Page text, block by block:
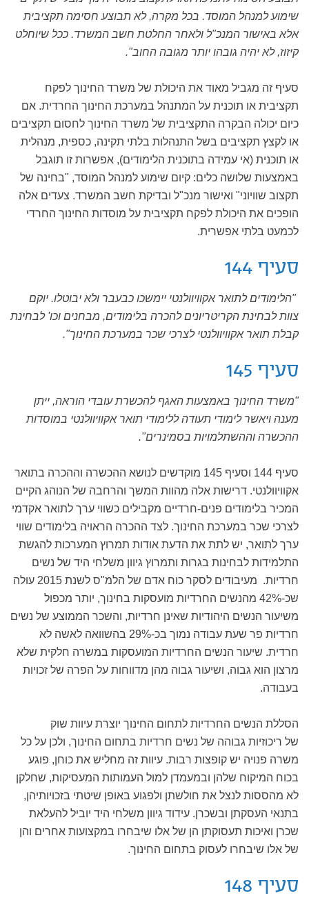
שימוע למנהל המוסד. בכל מקרה, לא תבוצע חסימה תקציבית
אלא באישור המנכ"ל ולאחר החלטת חשב המשרד. ככל שיוחלט
קיזוז, לא יהיה גובהו יותר מגובה החוב".
סעיף זה מגביל מאוד את היכולת של משרד החינוך לפקח
תקציבית או תוכנית על המתנהל במערכת החינוך החרדית. אם
כיום יכולה הבקרה התקציבית של משרד החינוך לחסום תקציבים
או לקצץ תקציבים בשל התנהלות בלתי תקינה, כספית, מנהלית
או תוכנית (אי עמידה בתוכנית הלימודים), אפשרות זו תוגבל
באמצעות שלושה כלים: קיום שימוע למנהל המוסד, "בחינה של
תקצוב שוויוני" ואישור מנכ"ל ובדיקת חשב המשרד. צעדים אלה
הופכים את היכולת לפקח תקציבית על מוסדות החינוך החרדי
לכמעט בלתי אפשרית.
סעיף 144
"הלימודים לתואר אקוויוולנטי יימשכו כבעבר ולא יבוטלו. יוקם
צוות לבחינת הקריטריונים להכרה בלימודים, מבחנים וכו' לבחינת
קבלת תואר אקוויוולנטי לצרכי שכר במערכת החינוך".
סעיף 145
"משרד החינוך באמצעות האגף להכשרת עובדי הוראה, ייתן
מענה ויאשר לימודי תעודה ללימודי תואר אקוויוולנטי במוסדות
ההכשרה וההשתלמויות בסמינרים".
סעיף 144 וסעיף 145 מוקדשים לנושא ההכשרה וההכרה בתואר
אקוויוולנטי. דרישות אלה מהוות המשך והרחבה של הנוהג הקיים
המכיר בלימודים פנים-חרדיים מקבילים כשווי ערך לתואר אקדמי
לצרכי שכר במערכת החינוך. לצד ההכרה הראויה בלימודים שווי
ערך לתואר, יש לתת את הדעת אודות תמרוץ המערכות להגשת
התלמידות לבחינות בגרות ותמרוץ גיוון משלחי היד של נשים
חרדיות. מעיבודים לסקר כוח אדם של הלמ"ס לשנת 2015 עולה
שכ-42% מהנשים החרדיות מועסקות בחינוך, יותר מכפול
משיעור הנשים היהודיות שאינן חרדיות, והשכר הממוצע של נשים
חרדיות פר שעת עבודה נמוך בכ-29% בהשוואה לאשה לא
חרדית. שיעור הנשים החרדיות המועסקות במשרה חלקית שלא
מרצון הוא גבוה, ושיעור גבוה מהן מדווחות על הפרה של זכויות
בעבודה.
הסללת הנשים החרדיות לתחום החינוך יוצרת עיוות שוק
של ריכוזיות גבוהה של נשים חרדיות בתחום החינוך, ולכן על כל
משרה פנויה יש קופצות רבות. עיוות זה מחליש את כוחן, פוגע
בכוח המיקוח שלהן ובמעמדן למול העמותות המעסיקות, שחלקן
לא מהססות לנצל את חולשתן ולפגוע באופן שיטתי בזכויותיהן,
בתנאי העסקתן ובשכרן. עידוד גיוון משלחי היד יוביל להעלאת
שכרן ואיכות תעסוקתן הן של אלו שיבחרו במקצועות אחרים והן
של אלו שיבחרו לעסוק בתחום החינוך.
סעיף 148